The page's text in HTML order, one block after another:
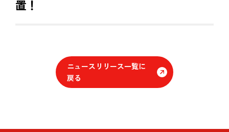
置！
ニュースリリース一覧に
戻る